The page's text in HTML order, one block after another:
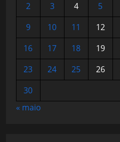
2
3 4 5
9
10 11 12
16
17 18 19
23
24 25 26
30
« maio